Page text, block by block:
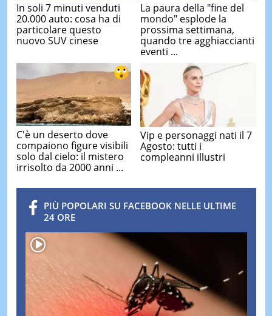
In soli 7 minuti venduti
20.000 auto: cosa ha di
particolare questo
nuovo SUV cinese
La paura della "fine del
mondo" esplode la
prossima settimana,
quando tre agghiaccianti
eventi ...
C'è un deserto dove
compaiono figure visibili
solo dal cielo: il mistero
irrisolto da 2000 anni ...
Vip e personaggi nati il 7
Agosto: tutti i
compleanni illustri
PIÙ POPOLARI SU FACEBOOK NELLE ULTIME
24 ORE